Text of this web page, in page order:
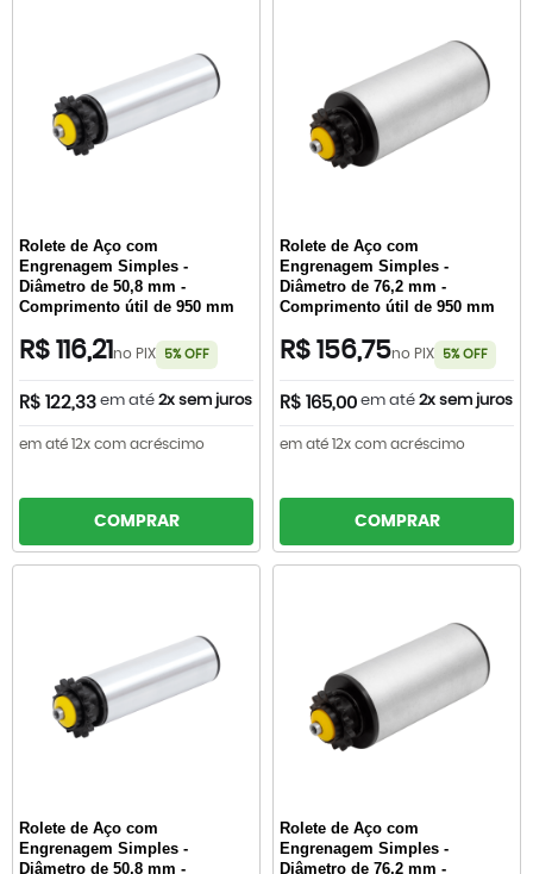
Rolete de Aço com
Engrenagem Simples -
Diâmetro de 50,8 mm -
Comprimento útil de 950 mm
R$ 116,21 no PIX 5% OFF
R$ 122,33 em até 2x sem juros
em até 12x com acréscimo
COMPRAR
Rolete de Aço com
Engrenagem Simples -
Diâmetro de 76,2 mm -
Comprimento útil de 950 mm
R$ 156,75no PIX 5% OFF
R$ 165,00 em até 2x sem juros
em até 12x com acréscimo
COMPRAR
Rolete de Aço com
Engrenagem Simples -
Diâmetro de 50,8 mm -
Rolete de Aço com
Engrenagem Simples -
Diâmetro de 76,2 mm -